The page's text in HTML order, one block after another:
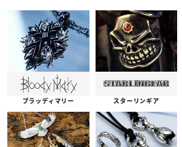
ブラッディマリー スターリンギア